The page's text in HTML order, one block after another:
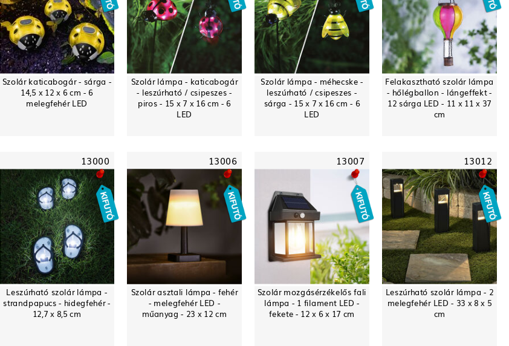
Szolár katicabogár - sárga -
14,5 x 12 x 6 cm - 6
melegfehér LED
Szolár lámpa - katicabogár
- leszúrható / csipeszes -
piros - 15 x 7 x 16 cm - 6
LED
Szolár lámpa - méhecske -
leszúrható / csipeszes -
sárga - 15 x 7 x 16 cm - 6
LED
Felakasztható szolár lámpa
- hőlégballon - lángeffekt -
12 sárga LED - 11 x 11 x 37
cm
13000
Leszúrható szolár lámpa -
strandpapucs - hidegfehér -
12,7 x 8,5 cm
13006
Szolár asztali lámpa - fehér
- melegfehér LED -
műanyag - 23 x 12 cm
13007
Szolár mozgásérzékelős fali
lámpa - 1 filament LED -
fekete - 12 x 6 x 17 cm
13012
Leszúrható szolár lámpa - 2
melegfehér LED - 33 x 8 x 5
cm